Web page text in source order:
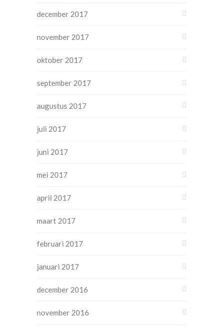
december 2017
november 2017
oktober 2017
september 2017
augustus 2017
juli 2017
juni 2017
mei 2017
april 2017
maart 2017
februari 2017
januari 2017
december 2016
november 2016